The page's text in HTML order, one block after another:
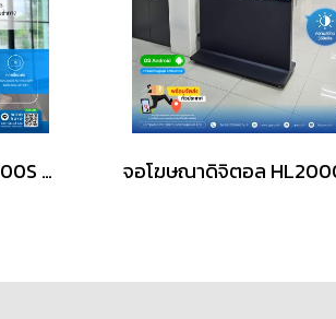
Digital Signage HL4000S หน้าจอแมตต์ (Matte) Wall Mount